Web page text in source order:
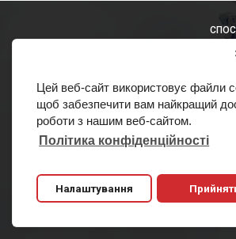
Цей веб-сайт використовує файли
щоб забезпечити вам найкращий
роботи з нашим веб-сайтом.
Політика конфіденційності
Налаштування